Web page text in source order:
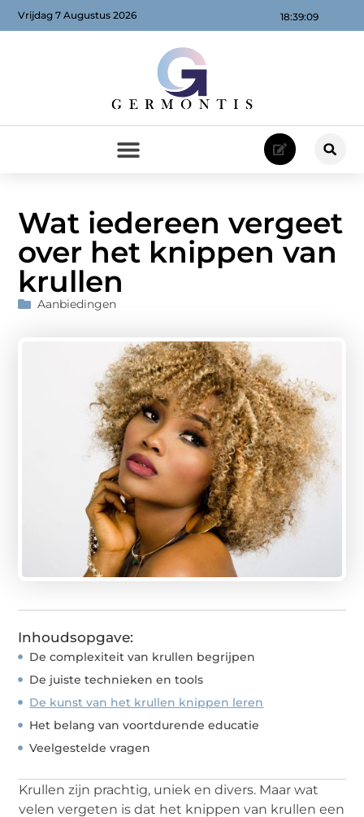
18:39:10
Vrijdag 7 Augustus 2026
Wat iedereen vergeet
over het knippen van
krullen
Aanbiedingen
Inhoudsopgave:
De complexiteit van krullen begrijpen
De juiste technieken en tools
De kunst van het krullen knippen leren
Het belang van voortdurende educatie
Veelgestelde vragen
Krullen zijn prachtig, uniek en divers. Maar wat
velen vergeten is dat het knippen van krullen een